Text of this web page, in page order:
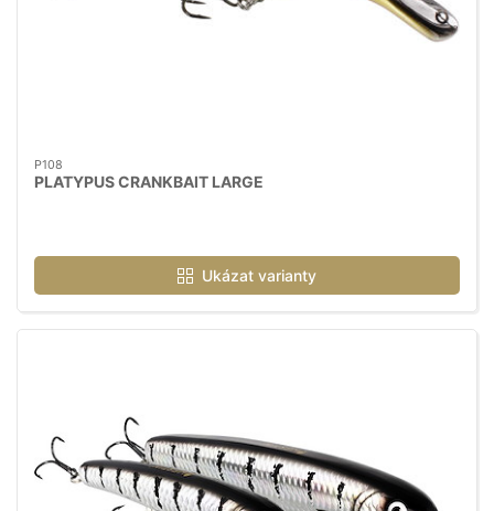
P108
PLATYPUS CRANKBAIT LARGE
Ukázat varianty